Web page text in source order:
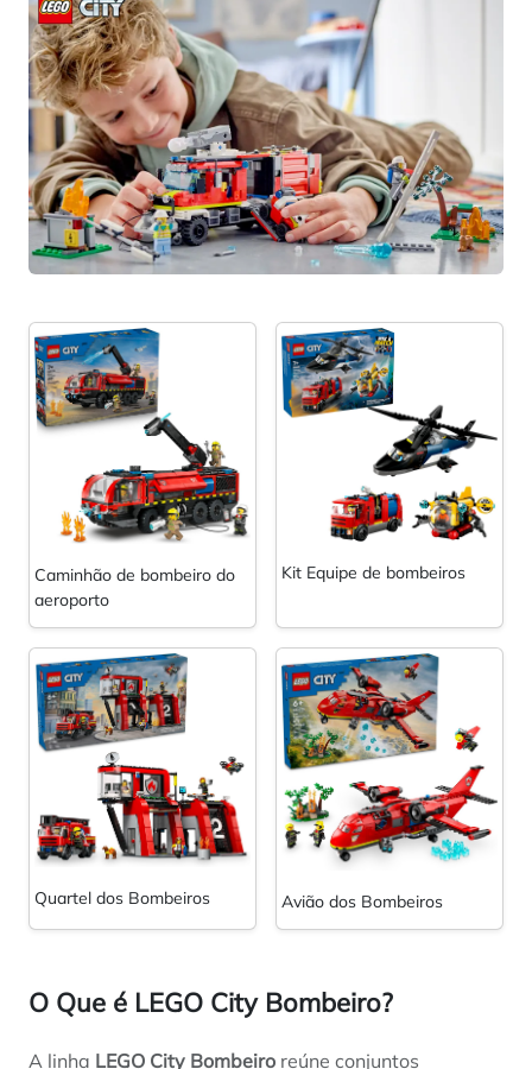
Caminhão de bombeiro do
aeroporto
Kit Equipe de bombeiros
Quartel dos Bombeiros Avião dos Bombeiros
O Que é LEGO City Bombeiro?
A linha LEGO City Bombeiro reúne conjuntos